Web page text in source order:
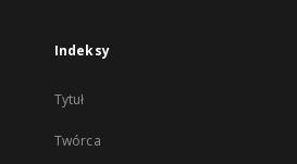
Indeksy
Tytuł
Twórca